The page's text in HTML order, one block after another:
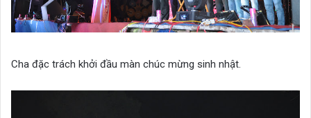
Cha đặc trách khởi đầu màn chúc mừng sinh nhật.